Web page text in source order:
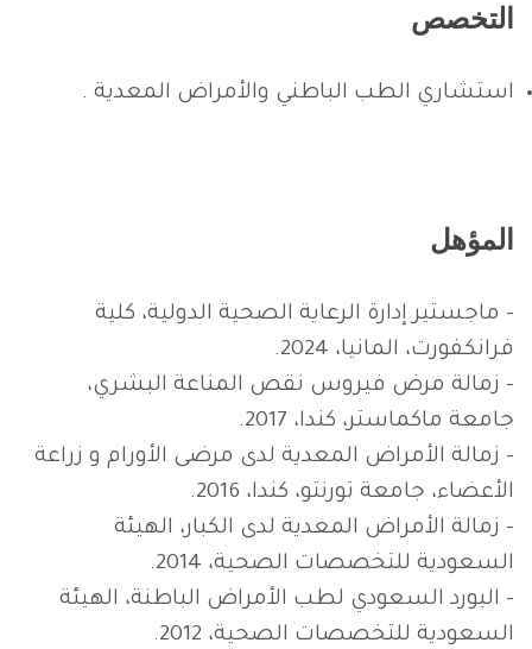
التخصص
استشاري الطب الباطني والأمراض المعدية .
المؤهل
– ماجستير إدارة الرعاية الصحية الدولية، كلية
فرانكفورت، المانيا، 2024.
– زمالة مرض فيروس نقص المناعة البشري،
جامعة ماكماستر، كندا، 2017.
– زمالة الأمراض المعدية لدى مرضى الأورام و زراعة
الأعضاء، جامعة تورنتو، كندا، 2016.
– زمالة الأمراض المعدية لدى الكبار، الهيئة
السعودية للتخصصات الصحية، 2014.
– البورد السعودي لطب الأمراض الباطنة، الهيئة
السعودية للتخصصات الصحية، 2012.